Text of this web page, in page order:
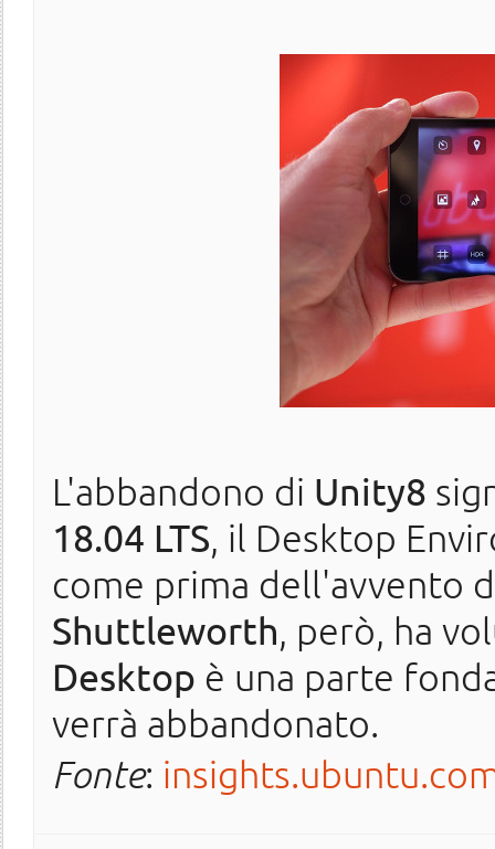
L'abbandono di Unity8
18.04 LTS, il Desktop
come prima dell'avvento
Shuttleworth, però, ha
Desktop è una parte
verrà abbandonato.
Fonte: